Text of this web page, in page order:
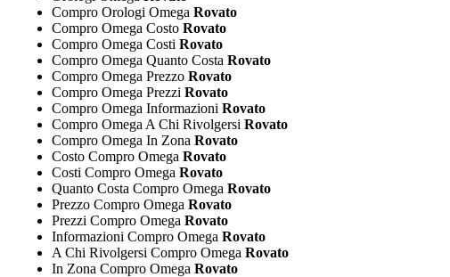
Compro Orologi Omega Rovato
Compro Omega Costo Rovato
Compro Omega Costi Rovato
Compro Omega Quanto Costa Rovato
Compro Omega Prezzo Rovato
Compro Omega Prezzi Rovato
Compro Omega Informazioni Rovato
Compro Omega A Chi Rivolgersi Rovato
Compro Omega In Zona Rovato
Costo Compro Omega Rovato
Costi Compro Omega Rovato
Quanto Costa Compro Omega Rovato
Prezzo Compro Omega Rovato
Prezzi Compro Omega Rovato
Informazioni Compro Omega Rovato
A Chi Rivolgersi Compro Omega Rovato
In Zona Compro Omega Rovato